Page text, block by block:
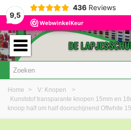
9,5
436 Reviews
Home > V: Knopen
>
Kunststof transparante knopen 15mm en
knoop half om half doorschijnend Offwhite